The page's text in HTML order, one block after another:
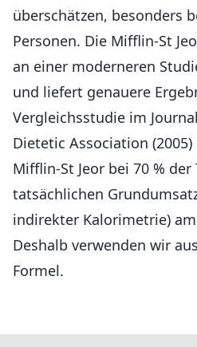
überschätzen, besonders
Personen. Die Mifflin-St
an einer moderneren
und liefert genauere
Vergleichsstudie im
Dietetic Association
Mifflin-St Jeor bei 70 %
tatsächlichen
indirekter Kalorimetrie)
Deshalb verwenden wir
Formel.